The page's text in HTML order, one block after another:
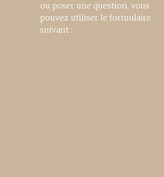
ou poser une question, vous
pouvez utiliser le formulaire
suivant :